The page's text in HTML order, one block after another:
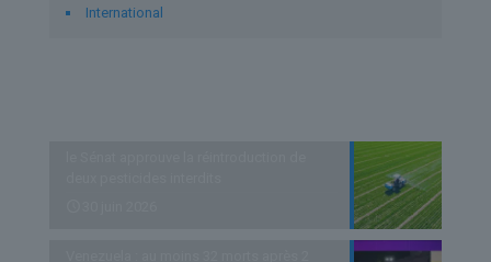
International